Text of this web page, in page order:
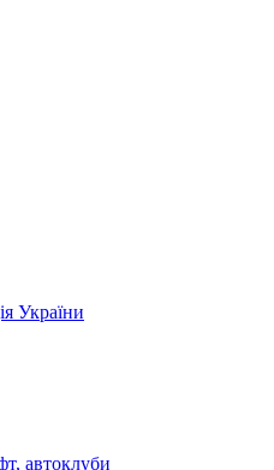
України
автоклуби